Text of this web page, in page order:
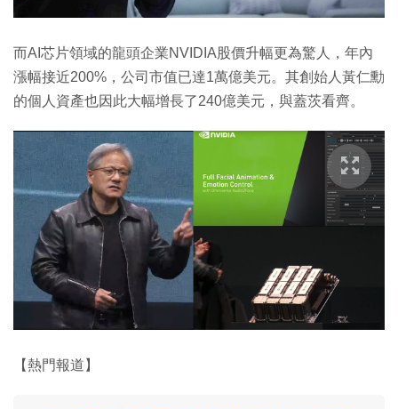
而AI芯片領域的龍頭企業NVIDIA股價升幅更為驚人，年內
漲幅接近200%，公司市值已達1萬億美元。其創始人黃仁勳
的個人資產也因此大幅增長了240億美元，與蓋茨看齊。
【熱門報道】